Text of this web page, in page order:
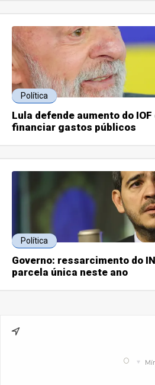
Política
Lula defende aumento do
financiar gastos públicos
Política
Governo: ressarcimento do
parcela única neste ano
°